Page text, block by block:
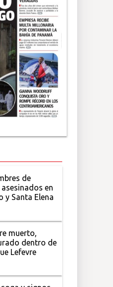
de
en
y Santa Elena
muerto,
dentro de
Lefevre